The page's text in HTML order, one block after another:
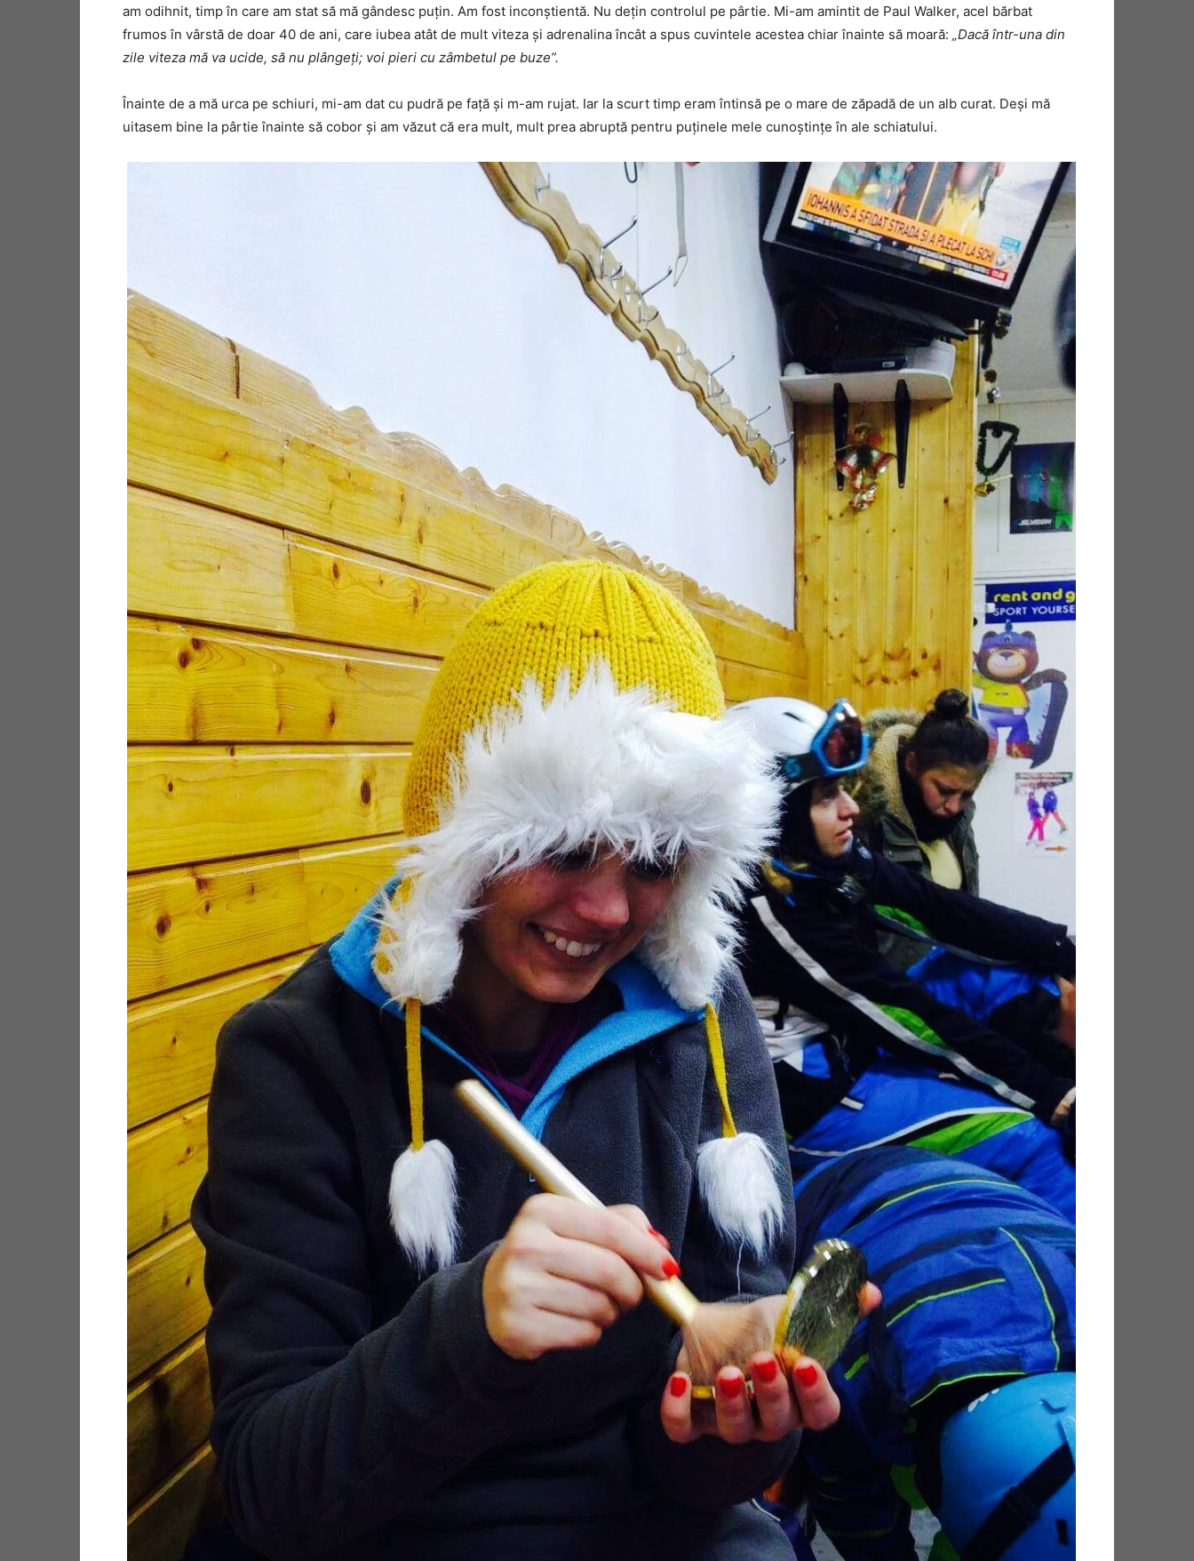
am odihnit, timp în care am stat să mă gândesc puțin. Am fost inconștientă. Nu dețin controlul pe pârtie. Mi-am amintit de Paul Walker, acel bărbat
frumos în vârstă de doar 40 de ani, care iubea atât de mult viteza și adrenalina încât a spus cuvintele acestea chiar înainte să moară: „Dacă într-una din
zile viteza mă va ucide, să nu plângeţi; voi pieri cu zâmbetul pe buze”.
Înainte de a mă urca pe schiuri, mi-am dat cu pudră pe față și m-am rujat. Iar la scurt timp eram întinsă pe o mare de zăpadă de un alb curat. Deși mă
uitasem bine la pârtie înainte să cobor și am văzut că era mult, mult prea abruptă pentru puținele mele cunoștințe în ale schiatului.